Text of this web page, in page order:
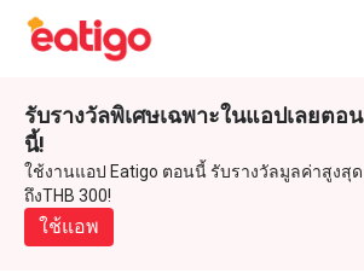
รับรางวัลพิเศษเฉพาะในแอปเลยตอน
นี้!
ใช้งานแอป Eatigo ตอนนี้ รับรางวัลมูลค่าสูงสุด
ถึงTHB 300!
ใช้แอพ